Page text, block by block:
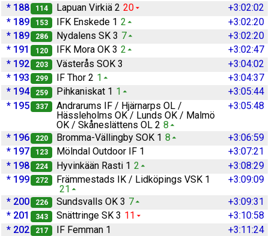
* 188
114 Lapuan Virkiä 2 20
+3:02:02
* 189
153 IFK Enskede 1 2
+3:02:20
* 189
286 Nydalens SK 3 7
+3:02:20
* 191
120 IFK Mora OK 3 2
+3:02:47
* 192
203 Västerås SOK 3
+3:04:02
* 193
299 IF Thor 2 1
+3:04:37
* 194
259 Pihkaniskat 1 1
+3:05:44
* 195
337
Andrarums IF / Hjärnarps OL /
Hässleholms OK / Lunds OK / Malmö
OK / Skåneslättens OL 2 8
+3:05:48
* 196 220 Bromma-Vällingby SOK 1 8
+3:06:59
* 197
123 Mölndal Outdoor IF 1
+3:07:21
* 198
224 Hyvinkään Rasti 1 2
+3:08:29
* 199
272
Främmestads IK / Lidköpings VSK 1
21
+3:09:09
* 200
226 Sundsvalls OK 3 7
+3:09:31
* 201
343 Snättringe SK 3 11
+3:10:58
* 202
217 IF Femman 1
+3:11:24